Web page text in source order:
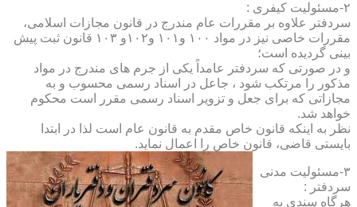
۲-مسئولیت کیفری :
سردفتر علاوه بر مقررات عام مندرج در قانون مجازات اسلامی،
مقررات خاصی نیز در مواد ۱۰۰ و۱۰۱ و۱۰۲و ۱۰۳ قانون ثبت پیش
بینی گردیده است؛
و در صورتی که سردفتر عامداً یکی از جرم های مندرج در مواد
مذکور را مرتکب شود ، جاعل در اسناد رسمی محسوب و به
مجازاتی که برای جعل و تزویر اسناد رسمی مقرر است محکوم
خواهد شد.
نظر به اینکه قانون خاص مقدم به قانون عام است لذا در ابتدا
بایستی قاضی، قانون خاص را اعمال نماید.
۳-مسئولیت مدنی
سردفتر :
هرگاه سندی به